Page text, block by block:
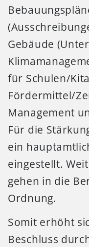
Gebäude
für Schulen/
Fördermittel/
Management
Für die
ein
eingestellt.
gehen in die
Ordnung.
Somit erhöht
Beschluss